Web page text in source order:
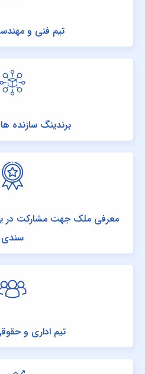
تیم فنی و
برندینگ سازنده
معرفی ملک جهت مشارکت در
سندی
تیم اداری و